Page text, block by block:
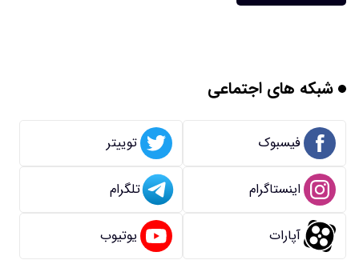
شبکه های اجتماعی
فیسبوک توییتر
اینستاگرام تلگرام
آپارات یوتیوب